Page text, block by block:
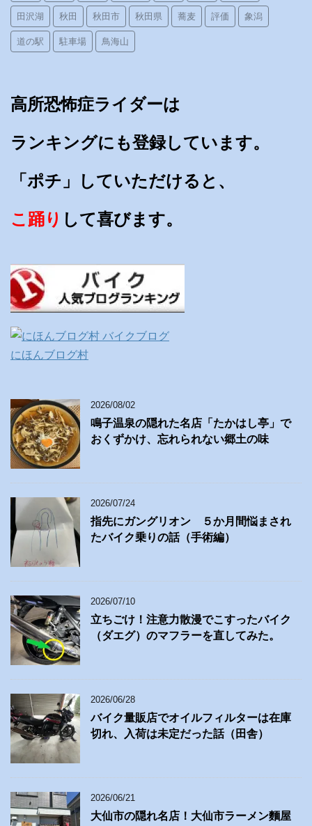
田沢湖 秋田 秋田市 秋田県 蕎麦 評価 象潟
道の駅 駐車場 鳥海山
高所恐怖症ライダーは
ランキングにも登録しています。
「ポチ」していただけると、
こ踊り して喜びます。
にほんブログ村
2026/08/02
鳴子温泉の隠れた名店「たかはし亭」で
おくずかけ、忘れられない郷土の味
2026/07/24
指先にガングリオン ５か月間悩まされ
たバイク乗りの話（手術編）
2026/07/10
立ちごけ！注意力散漫でこすったバイク
（ダエグ）のマフラーを直してみた。
2026/06/28
バイク量販店でオイルフィルターは在庫
切れ、入荷は未定だった話（田舎）
2026/06/21
大仙市の隠れ名店！大仙市ラーメン麵屋